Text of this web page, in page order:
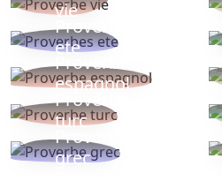
vie
Proverbes
ete
Proverbe
espagnol
Proverbe
turc
Proverbe
grec